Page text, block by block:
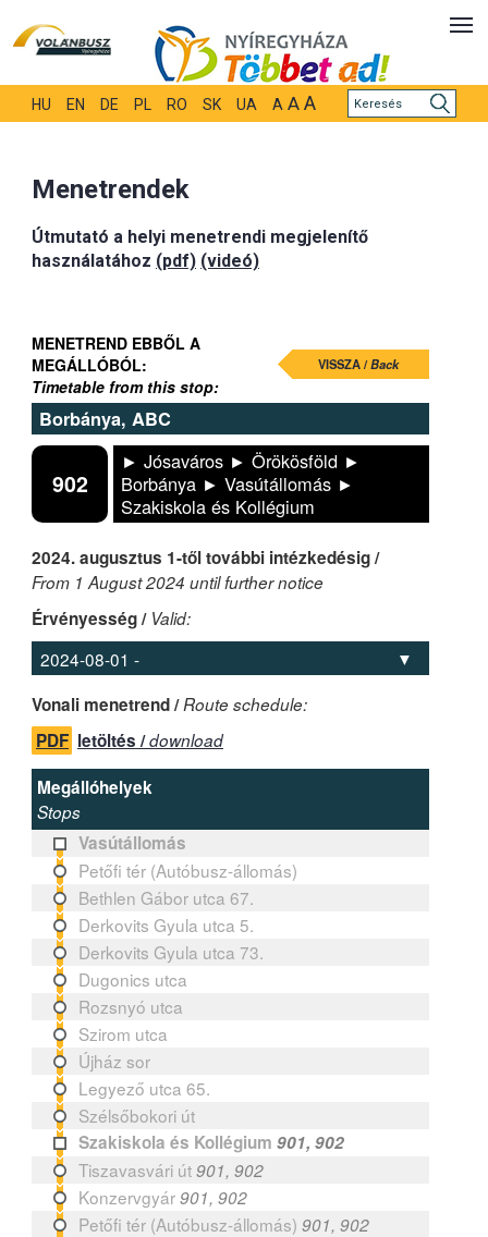
HU EN DE PL RO SK UA A A A
Menetrendek
Útmutató a helyi menetrendi megjelenítő
használatához (pdf) (videó)
MENETREND EBBŐL A
MEGÁLLÓBÓL:
Timetable from this stop:
VISSZA /Back
Borbánya, ABC
902
► Jósaváros ► Örökösföld ►
Borbánya ► Vasútállomás ►
Szakiskola és Kollégium
2024. augusztus 1-től további intézkedésig /
From 1 August 2024 until further notice
Érvényesség / Valid:
Vonali menetrend /Route schedule:
PDF letöltés /download
Megállóhelyek
Stops
Vasútállomás
Petőfi tér (Autóbusz-állomás)
Bethlen Gábor utca 67.
Derkovits Gyula utca 5.
Derkovits Gyula utca 73.
Dugonics utca
Rozsnyó utca
Szirom utca
Újház sor
Legyező utca 65.
Szélsőbokori út
Szakiskola és Kollégium 901, 902
Tiszavasvári út901, 902
Konzervgyár901, 902
Petőfi tér (Autóbusz-állomás) 901, 902